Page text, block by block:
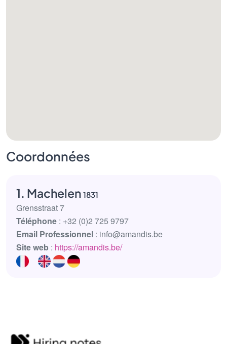
Coordonnées
1. Machelen 1831
Grensstraat 7
Téléphone : +32 (0)2 725 9797
Email Professionnel : info@amandis.be
Site web : https://amandis.be/